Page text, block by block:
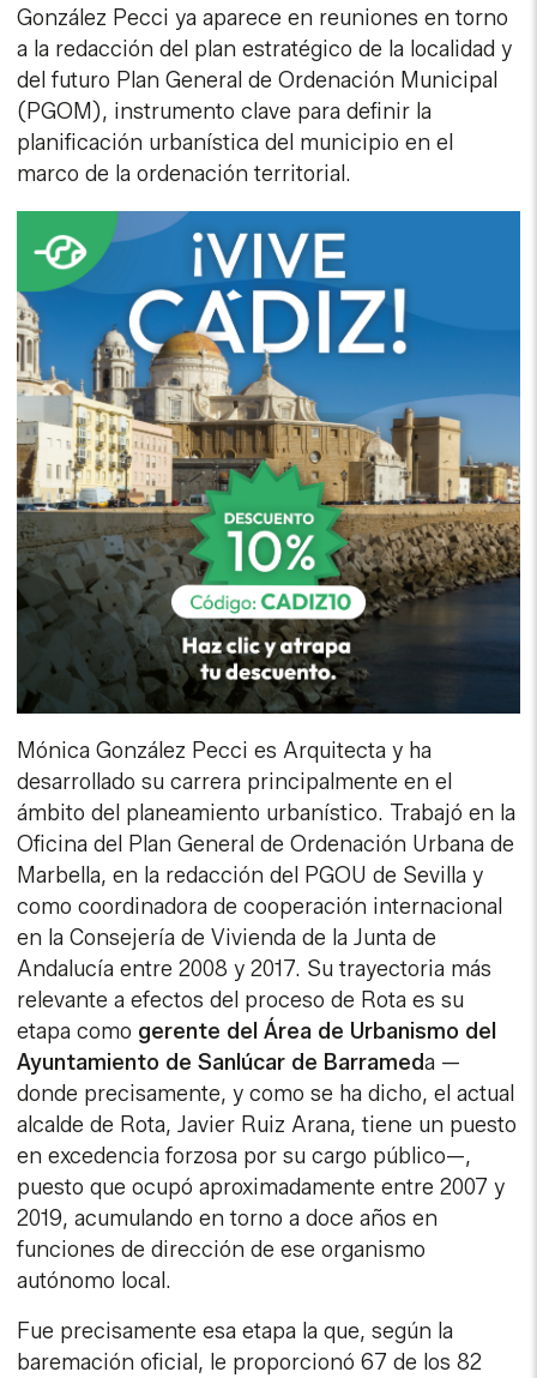
González Pecci ya aparece en reuniones en torno
a la redacción del plan estratégico de la localidad y
del futuro Plan General de Ordenación Municipal
(PGOM), instrumento clave para definir la
planificación urbanística del municipio en el
marco de la ordenación territorial.
Mónica González Pecci es Arquitecta y ha
desarrollado su carrera principalmente en el
ámbito del planeamiento urbanístico. Trabajó en la
Oficina del Plan General de Ordenación Urbana de
Marbella, en la redacción del PGOU de Sevilla y
como coordinadora de cooperación internacional
en la Consejería de Vivienda de la Junta de
Andalucía entre 2008 y 2017. Su trayectoria más
relevante a efectos del proceso de Rota es su
etapa como gerente del Área de Urbanismo del
Ayuntamiento de Sanlúcar de Barrameda —
donde precisamente, y como se ha dicho, el actual
alcalde de Rota, Javier Ruiz Arana, tiene un puesto
en excedencia forzosa por su cargo público—,
puesto que ocupó aproximadamente entre 2007 y
2019, acumulando en torno a doce años en
funciones de dirección de ese organismo
autónomo local.
Fue precisamente esa etapa la que, según la
baremación oficial, le proporcionó 67 de los 82